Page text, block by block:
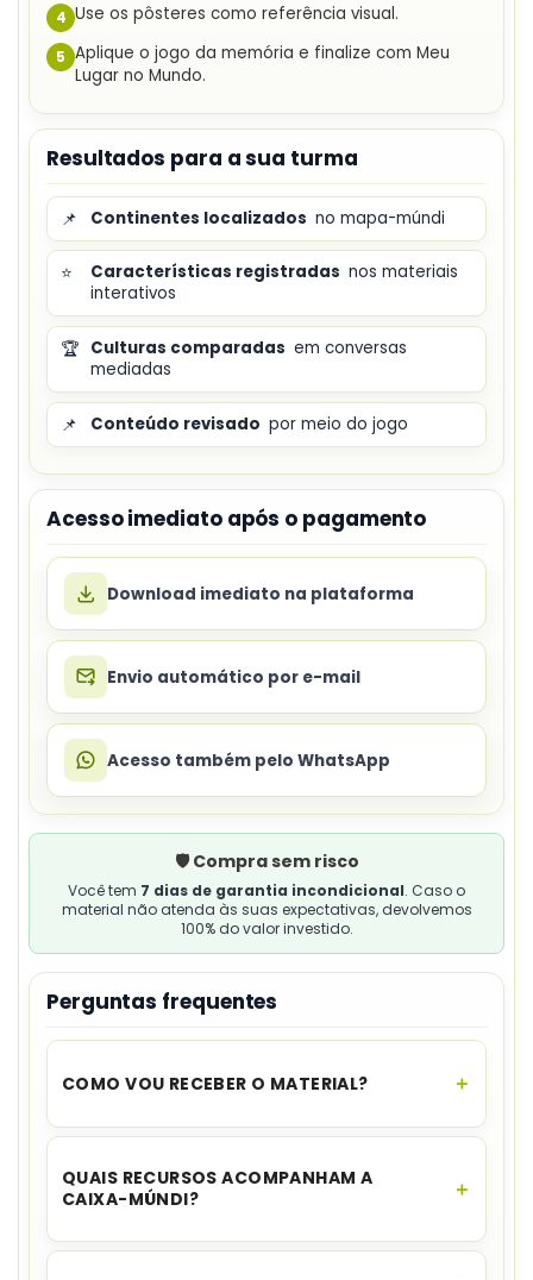
4 Use os pôsteres como referência visual.
5 Aplique o jogo da memória e finalize com Meu
Lugar no Mundo.
Resultados para a sua turma
📌 Continentes localizados no mapa-múndi
⭐ Características registradas nos materiais
interativos
🏆 Culturas comparadas em conversas
mediadas
📌 Conteúdo revisado por meio do jogo
Acesso imediato após o pagamento
Download imediato na plataforma
Envio automático por e-mail
Acesso também pelo WhatsApp
🛡️ Compra sem risco
Você tem 7 dias de garantia incondicional. Caso o
material não atenda às suas expectativas, devolvemos
100% do valor investido.
Perguntas frequentes
COMO VOU RECEBER O MATERIAL?
O acesso é instantâneo.Assim que o
para download no seu e-mail e no WhatsApp,
além de ficar disponível na sua área de cliente.
QUAIS RECURSOS ACOMPANHAM A
CAIXA-MÚNDI?
Há caixinhas, cards, flipbook, memória, dois